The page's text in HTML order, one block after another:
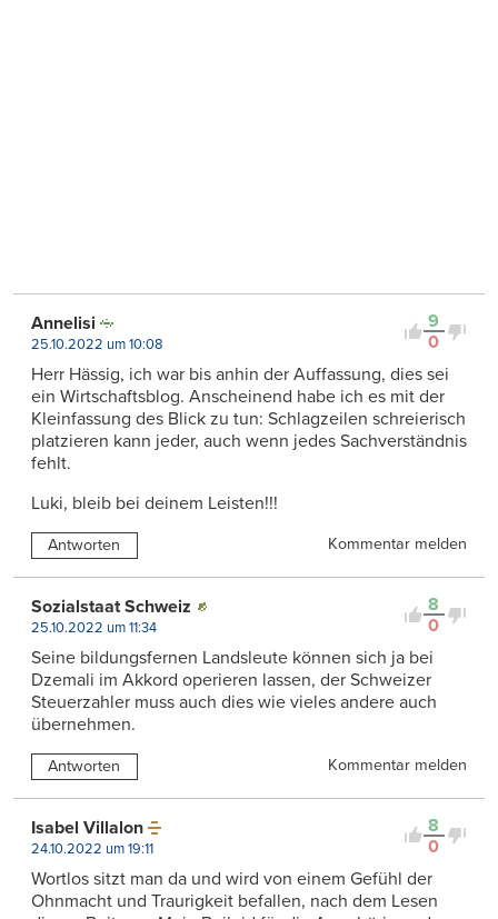
9
0
Annelisi
25.10.2022 um 10:08
Herr Hässig, ich war bis anhin der Auffassung, dies sei
ein Wirtschaftsblog. Anscheinend habe ich es mit der
Kleinfassung des Blick zu tun: Schlagzeilen schreierisch
platzieren kann jeder, auch wenn jedes Sachverständnis
fehlt.
Luki, bleib bei deinem Leisten!!!
Antworten Kommentar melden
8
0
Sozialstaat Schweiz
25.10.2022 um 11:34
Seine bildungsfernen Landsleute können sich ja bei
Dzemali im Akkord operieren lassen, der Schweizer
Steuerzahler muss auch dies wie vieles andere auch
übernehmen.
Antworten Kommentar melden
8
0
Isabel Villalon
24.10.2022 um 19:11
Wortlos sitzt man da und wird von einem Gefühl der
Ohnmacht und Traurigkeit befallen, nach dem Lesen